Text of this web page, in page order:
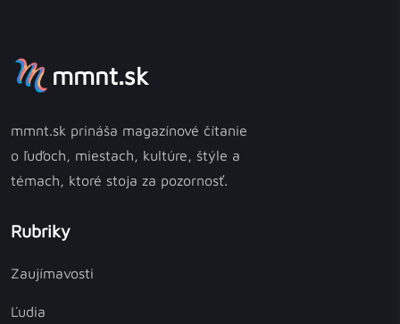
mmnt.sk
mmnt.sk prináša magazínové čítanie
o ľuďoch, miestach, kultúre, štýle a
témach, ktoré stoja za pozornosť.
Rubriky
Zaujímavosti
Ľudia